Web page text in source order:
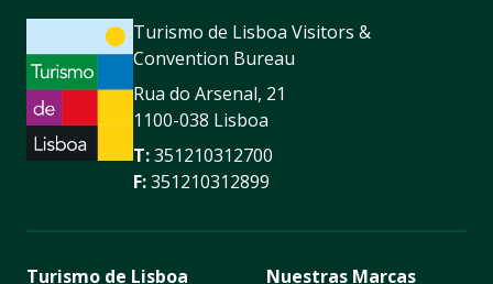
Turismo de Lisboa Visitors &
Convention Bureau
Rua do Arsenal, 21
1100-038 Lisboa
T:351210312700
F:351210312899
Turismo de Lisboa
Nuestras Marcas